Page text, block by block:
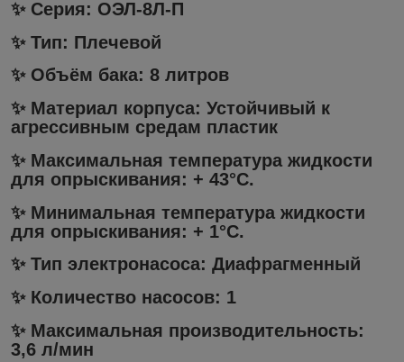
✨ Серия: ОЭЛ-8Л-П
✨ Тип: Плечевой
✨ Объём бака: 8 литров
✨ Материал корпуса: Устойчивый к
агрессивным средам пластик
✨ Максимальная температура жидкости
для опрыскивания: + 43°C.
✨ Минимальная температура жидкости
для опрыскивания: + 1°C.
✨ Тип электронасоса: Диафрагменный
✨ Количество насосов: 1
✨ Максимальная производительность:
3,6 л/мин